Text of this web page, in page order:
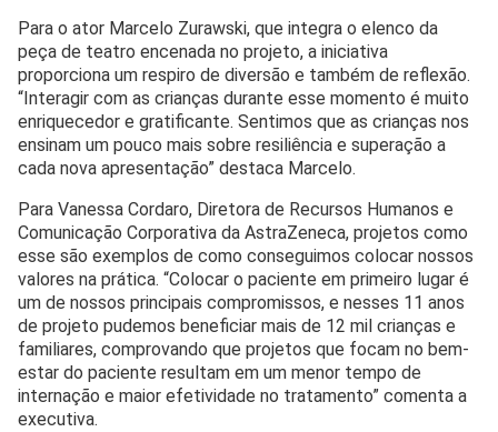
Para o ator Marcelo Zurawski, que integra o elenco da
peça de teatro encenada no projeto, a iniciativa
proporciona um respiro de diversão e também de reflexão.
“Interagir com as crianças durante esse momento é muito
enriquecedor e gratificante. Sentimos que as crianças nos
ensinam um pouco mais sobre resiliência e superação a
cada nova apresentação” destaca Marcelo.
Para Vanessa Cordaro, Diretora de Recursos Humanos e
Comunicação Corporativa da AstraZeneca, projetos como
esse são exemplos de como conseguimos colocar nossos
valores na prática. “Colocar o paciente em primeiro lugar é
um de nossos principais compromissos, e nesses 11 anos
de projeto pudemos beneficiar mais de 12 mil crianças e
familiares, comprovando que projetos que focam no bem-
estar do paciente resultam em um menor tempo de
internação e maior efetividade no tratamento” comenta a
executiva.